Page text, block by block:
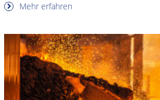
Mehr erfahren